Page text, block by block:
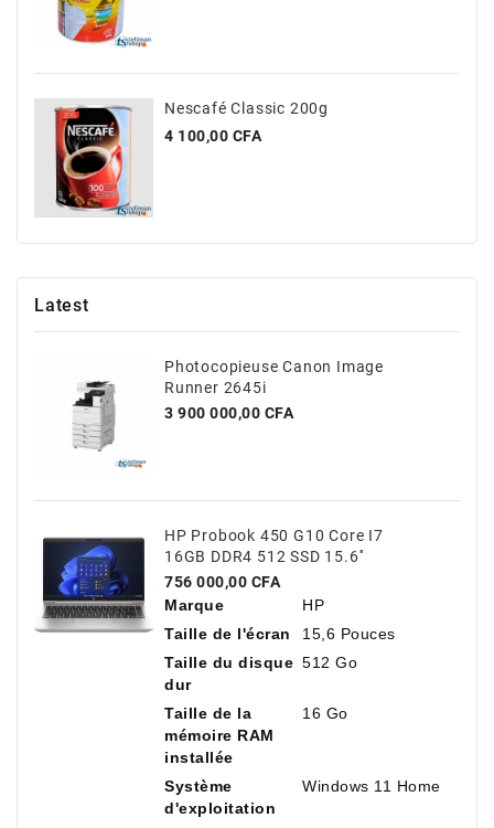
Nescafé Classic 200g
Prix
4 100,00 CFA
Latest
Photocopieuse Canon Image
Runner 2645i
Prix
3 900 000,00 CFA
HP Probook 450 G10 Core I7
16GB DDR4 512 SSD 15.6''
Prix
756 000,00 CFA
Marque
HP
Taille de l'écran
15,6 Pouces
Taille du disque
dur
512 Go
Taille de la
mémoire RAM
installée
16 Go
Système
d'exploitation
Windows 11 Home